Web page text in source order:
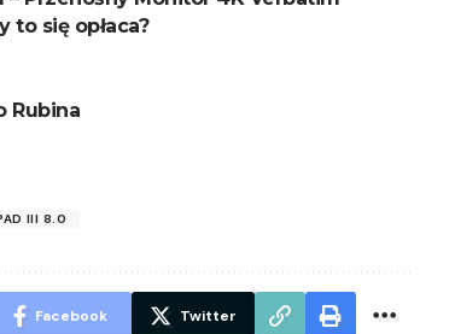
się opłaca?
Rubina
III 8.0
Facebook Twitter